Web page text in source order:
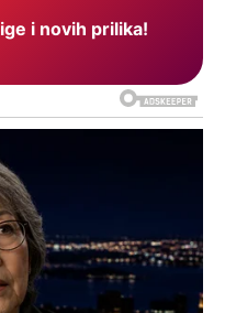
i novih prilika!